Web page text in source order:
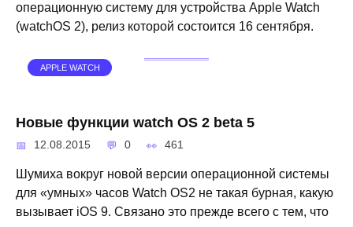
операционную систему для устройства Apple Watch
(watchOS 2), релиз которой состоится 16 сентября.
APPLE WATCH
Новые функции watch OS 2 beta 5
12.08.2015 0 461
Шумиха вокруг новой версии операционной системы
для «умных» часов Watch OS2 не такая бурная, какую
вызывает iOS 9. Связано это прежде всего с тем, что